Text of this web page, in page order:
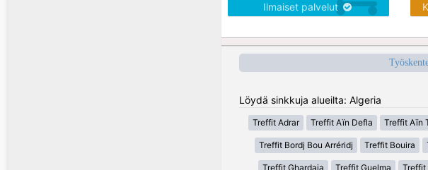
Ilmaiset palvelut
Löydä sinkkuja alueilta: Algeria
Treffit Adrar Treffit Aïn Defla Treffit Aïn
Treffit Bordj Bou Arréridj Treffit Bouira
Treffit Ghardaia Treffit Guelma Treffit